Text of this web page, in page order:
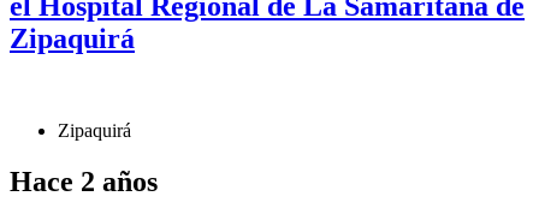
el Hospital Regional de La Samaritana de
Zipaquirá
Zipaquirá
Hace 2 años